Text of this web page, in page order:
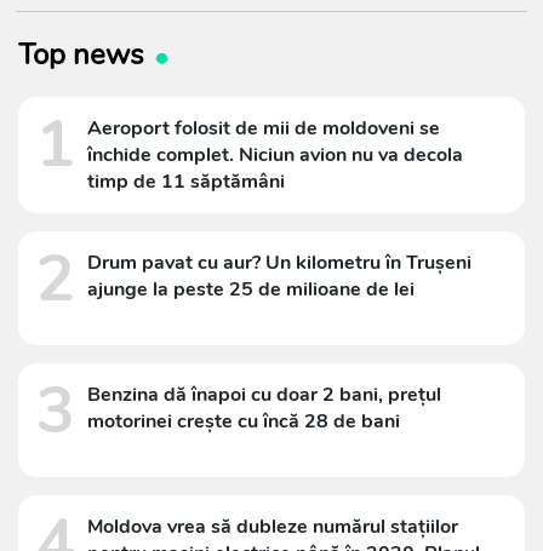
Top news
1 Aeroport folosit de mii de moldoveni se
închide complet. Niciun avion nu va decola
timp de 11 săptămâni
2
Drum pavat cu aur? Un kilometru în Trușeni
ajunge la peste 25 de milioane de lei
3
Benzina dă înapoi cu doar 2 bani, prețul
motorinei crește cu încă 28 de bani
Moldova vrea să dubleze numărul stațiilor